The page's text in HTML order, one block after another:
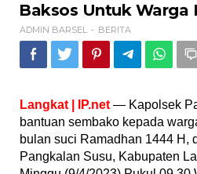
Baksos
Untuk
Warga
Kurang
Mampu
Baksos Untuk Warga
ADMIN BARSEL - BERITA
Langkat | IP.net — Kapolsek
bantuan sembako kepada
bulan suci Ramadhan 1444 H,
Pangkalan Susu, Kabupaten